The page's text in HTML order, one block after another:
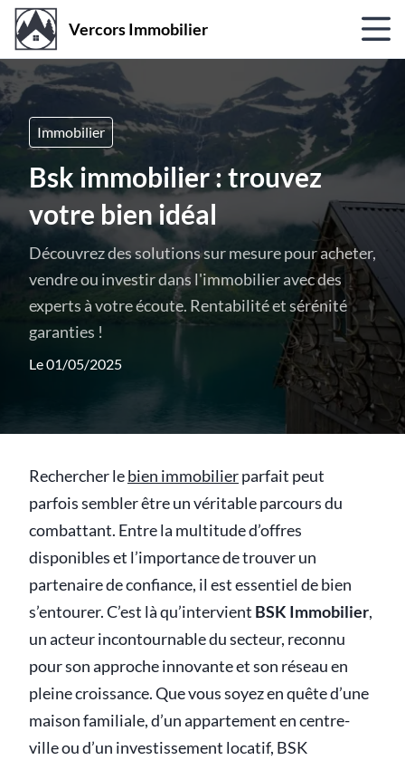
Vercors Immobilier
Immobilier
Bsk immobilier : trouvez
votre bien idéal
Découvrez des solutions sur mesure pour acheter,
vendre ou investir dans l'immobilier avec des
experts à votre écoute. Rentabilité et sérénité
garanties !
Le 01/05/2025
Rechercher lebien immobilierparfait peut
parfois sembler être un véritable parcours du
combattant. Entre la multitude d’offres
disponibles et l’importance de trouver un
partenaire de confiance, il est essentiel de bien
s’entourer. C’est là qu’intervient BSK Immobilier,
un acteur incontournable du secteur, reconnu
pour son approche innovante et son réseau en
pleine croissance. Que vous soyez en quête d’une
maison familiale, d’un appartement en centre-
ville ou d’un investissement locatif, BSK